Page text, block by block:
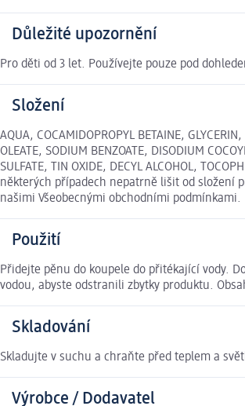
Důležité upozornění
Pro děti od 3 let. Používejte pouze pod
Složení
AQUA, COCAMIDOPROPYL BETAINE,
OLEATE, SODIUM BENZOATE, DISODIUM
SULFATE, TIN OXIDE, DECYL ALCOHOL,
některých případech nepatrně lišit od složení
našimi Všeobecnými obchodními podmínkami.
Použití
Přidejte pěnu do koupele do přitékající vody.
vodou, abyste odstranili zbytky produktu.
Skladování
Skladujte v suchu a chraňte před teplem a
Výrobce / Dodavatel